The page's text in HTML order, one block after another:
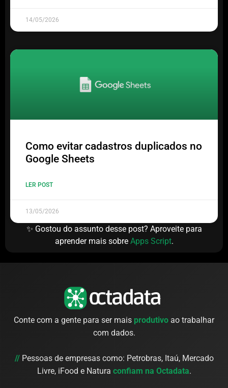
14/05/2026
Como evitar cadastros duplicados no
Google Sheets
LER POST
13/05/2026
✨ Gostou do assunto desse post? Aproveite para
aprender mais sobre Apps Script.
Conte com a gente para ser mais produtivo ao trabalhar
com dados.
//Pessoas de empresas como: Petrobras, Itaú, Mercado
Livre, iFood e Natura confiam na Octadata.